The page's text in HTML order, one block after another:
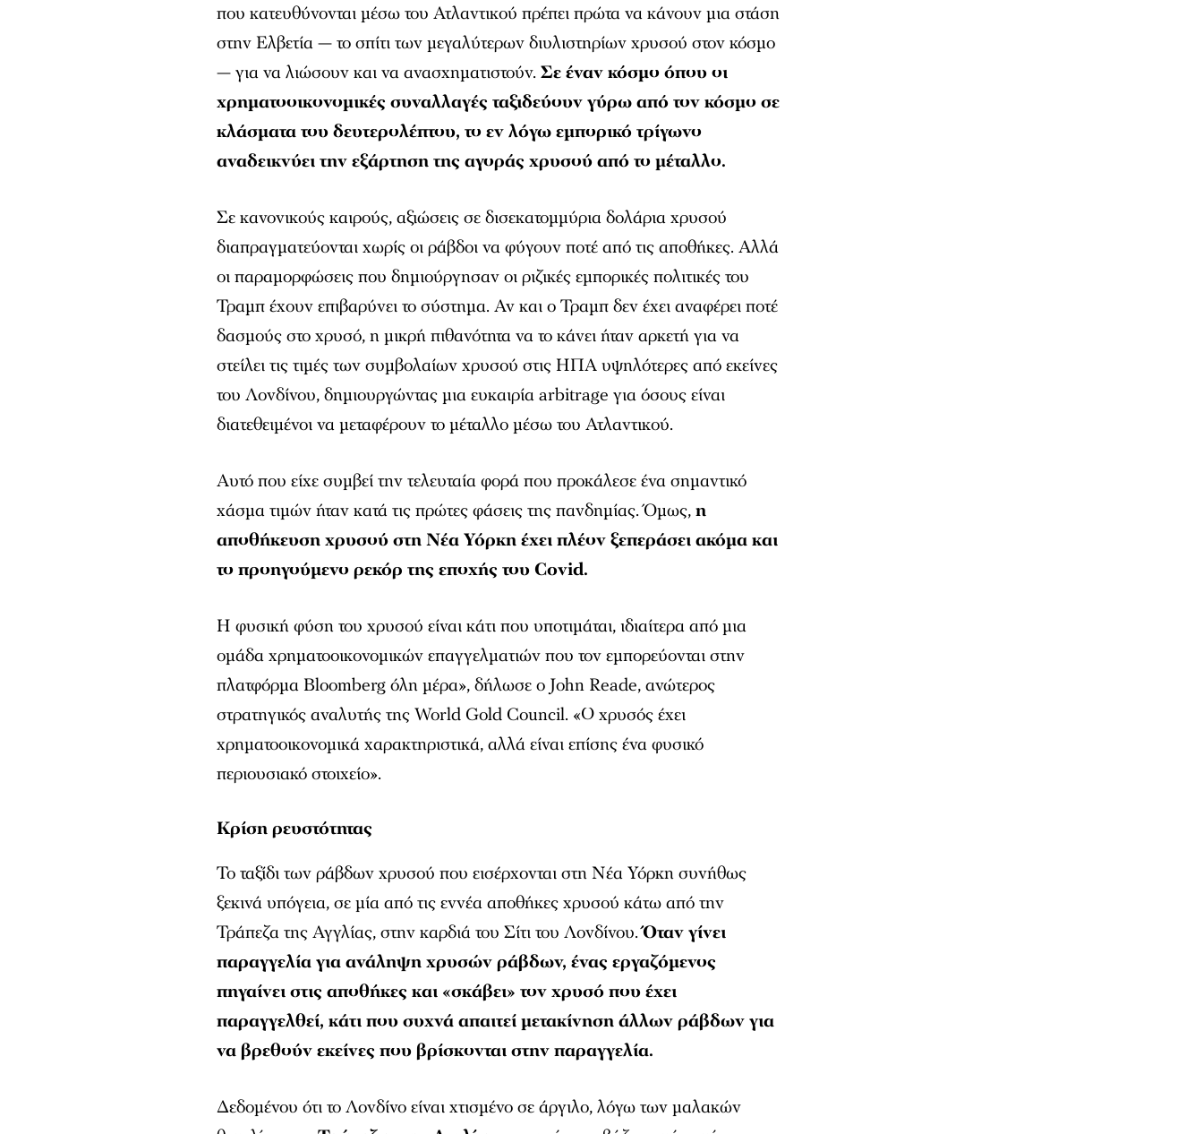
που κατευθύνονται μέσω του Ατλαντικού πρέπει πρώτα να κάνουν μια στάση
στην Ελβετία — το σπίτι των μεγαλύτερων διυλιστηρίων χρυσού στον κόσμο
— για να λιώσουν και να ανασχηματιστούν.Σε έναν κόσμο όπου οι
χρηματοοικονομικές συναλλαγές ταξιδεύουν γύρω από τον κόσμο σε
κλάσματα του δευτερολέπτου, το εν λόγω εμπορικό τρίγωνο
αναδεικνύει την εξάρτηση της αγοράς χρυσού από το μέταλλο.
Σε κανονικούς καιρούς, αξιώσεις σε δισεκατομμύρια δολάρια χρυσού
διαπραγματεύονται χωρίς οι ράβδοι να φύγουν ποτέ από τις αποθήκες. Αλλά
οι παραμορφώσεις που δημιούργησαν οι ριζικές εμπορικές πολιτικές του
Τραμπ έχουν επιβαρύνει το σύστημα. Αν και ο Τραμπ δεν έχει αναφέρει ποτέ
δασμούς στο χρυσό, η μικρή πιθανότητα να το κάνει ήταν αρκετή για να
στείλει τις τιμές των συμβολαίων χρυσού στις ΗΠΑ υψηλότερες από εκείνες
του Λονδίνου, δημιουργώντας μια ευκαιρία arbitrage για όσους είναι
διατεθειμένοι να μεταφέρουν το μέταλλο μέσω του Ατλαντικού.
Αυτό που είχε συμβεί την τελευταία φορά που προκάλεσε ένα σημαντικό
χάσμα τιμών ήταν κατά τις πρώτες φάσεις της πανδημίας. Όμως,η
αποθήκευση χρυσού στη Νέα Υόρκη έχει πλέον ξεπεράσει ακόμα και
το προηγούμενο ρεκόρ της εποχής του Covid.
Η φυσική φύση του χρυσού είναι κάτι που υποτιμάται, ιδιαίτερα από μια
ομάδα χρηματοοικονομικών επαγγελματιών που τον εμπορεύονται στην
πλατφόρμα Bloomberg όλη μέρα», δήλωσε ο John Reade, ανώτερος
στρατηγικός αναλυτής της World Gold Council. «Ο χρυσός έχει
χρηματοοικονομικά χαρακτηριστικά, αλλά είναι επίσης ένα φυσικό
περιουσιακό στοιχείο».
Κρίση ρευστότητας
Το ταξίδι των ράβδων χρυσού που εισέρχονται στη Νέα Υόρκη συνήθως
ξεκινά υπόγεια, σε μία από τις εννέα αποθήκες χρυσού κάτω από την
Τράπεζα της Αγγλίας, στην καρδιά του Σίτι του Λονδίνου.Όταν γίνει
παραγγελία για ανάληψη χρυσών ράβδων, ένας εργαζόμενος
πηγαίνει στις αποθήκες και «σκάβει» τον χρυσό που έχει
παραγγελθεί, κάτι που συχνά απαιτεί μετακίνηση άλλων ράβδων για
να βρεθούν εκείνες που βρίσκονται στην παραγγελία.
Δεδομένου ότι το Λονδίνο είναι χτισμένο σε άργιλο, λόγω των μαλακών